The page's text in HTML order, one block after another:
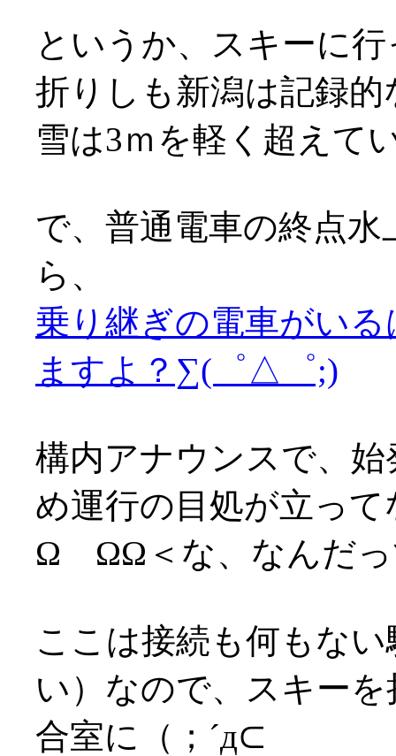
というか、スキーに
折りしも新潟は記録
雪は3ｍを軽く超えて
で、普通電車の終点
ら、
乗り継ぎの電車がい
ますよ？∑(゜△゜;)
構内アナウンスで、
め運行の目処が立っ
Ω ΩΩ＜な、なんだっ
ここは接続も何もな
い）なので、スキー
合室に（；´д⊂